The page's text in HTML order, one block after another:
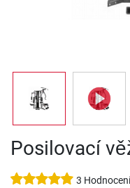
Posilovací
3 Hodnocení